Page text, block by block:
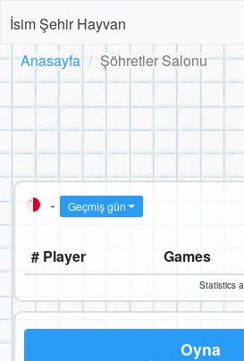
İsim Şehir Hayvan
Anasayfa Şöhretler Salonu
- Geçmiş gün
# Player Games
Statistics
Oyna